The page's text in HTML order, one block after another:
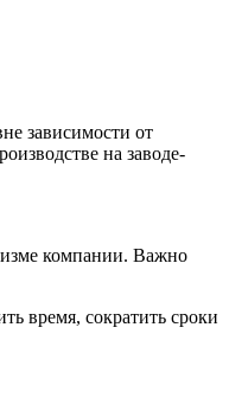
зависимости от
на заводе-
компании. Важно
время, сократить сроки